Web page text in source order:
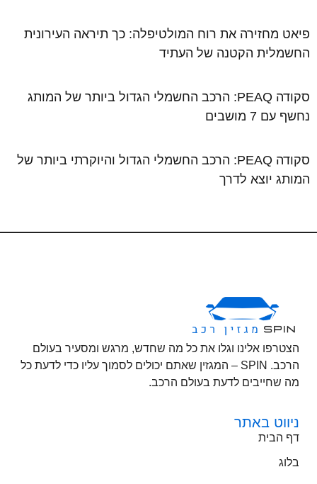
פיאט מחזירה את רוח המולטיפלה: כך תיראה העירונית
החשמלית הקטנה של העתיד
סקודה PEAQ: הרכב החשמלי הגדול ביותר של המותג
נחשף עם 7 מושבים
סקודה PEAQ: הרכב החשמלי הגדול והיוקרתי ביותר של
המותג יוצא לדרך
הצטרפו אלינו וגלו את כל מה שחדש, מרגש ומסעיר בעולם
הרכב. SPIN – המגזין שאתם יכולים לסמוך עליו כדי לדעת כל
מה שחייבים לדעת בעולם הרכב.
ניווט באתר
דף הבית
בלוג